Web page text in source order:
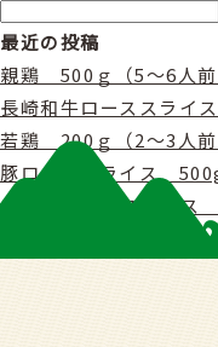
最近の投稿
親鶏 500ｇ（5〜6人前
長崎和牛ローススライ
若鶏 200ｇ（2〜3人前
豚ローススライス
長崎和牛モモスライス